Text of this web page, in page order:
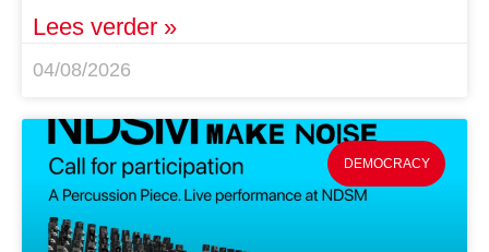
Lees verder »
04/08/2026
DEMOCRACY